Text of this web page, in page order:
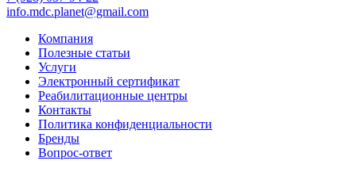
info.mdc.planet@gmail.com
Компания
Полезные статьи
Услуги
Электронный сертификат
Реабилитационные центры
Контакты
Политика конфиденциальности
Бренды
Вопрос-ответ